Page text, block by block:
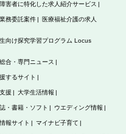
障害者に特化した求人紹介サービス
務委託案件 医療福祉介護の求人
向け探究学習プログラム Locus
総合・専門ニュース
するサイト
援 大学生活情報
・書籍・ソフト ウエディング情報
報サイト マイナビ子育て